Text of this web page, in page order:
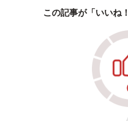
この記事が「いいね